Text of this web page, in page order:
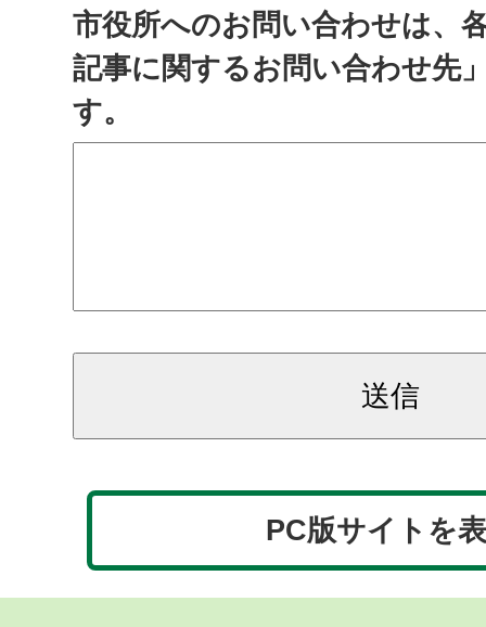
市役所へのお問い合わせは、
記事に関するお問い合わせ先
す。
PC版サイトを